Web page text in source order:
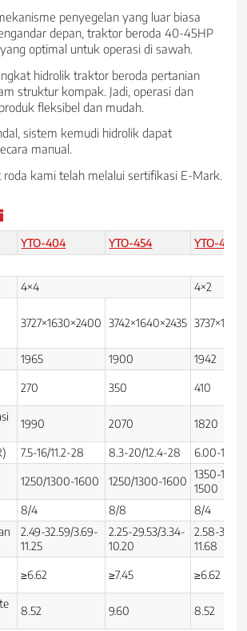
penyegelan yang luar biasa
depan, traktor beroda 40-45HP
optimal untuk operasi di sawah.
hidrolik traktor beroda pertanian
struktur kompak. Jadi, operasi dan
fleksibel dan mudah.
sistem kemudi hidrolik dapat
manual.
kami telah melalui sertifikasi E-Mark.
YTO-404 YTO-454 YTO-400
4×4
4×2
3727×1630×2400 3742×1640×2435
1965 1900
1942
270 350 410
1990 2070 1820
7.5-16/11.2-28 8.3-20/12.4-28
6.00-16/
1250/1300-1600 1250/1300-1600
1350-
1500
8/4 8/8
8/4
2.49-32.59/3.69-
11.25
2.25-29.53/3.34-
10.20
2.58-
11.68
≥6.62 ≥7.45 ≥6.62
8.52 9.60 8.52